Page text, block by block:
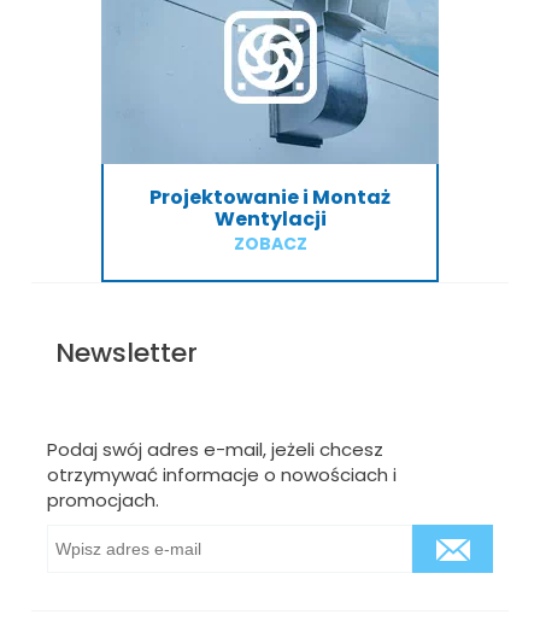
Projektowanie i Montaż
Wentylacji
ZOBACZ
Newsletter
Podaj swój adres e-mail, jeżeli chcesz
otrzymywać informacje o nowościach i
promocjach.